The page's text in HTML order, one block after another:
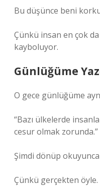
Bu düşünce beni
Çünkü insan en çok da
kayboluyor.
Günlüğüme
O gece günlüğüme
“Bazı ülkelerde
cesur olmak zorunda.”
Şimdi dönüp
Çünkü gerçekten öyle.